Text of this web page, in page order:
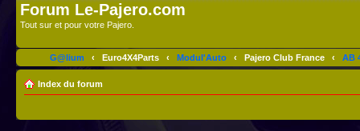
Forum Le-Pajero.com
Tout sur et pour votre Pajero.
G@lium ‹ Euro4X4Parts ‹ Modul'Auto ‹ Pajero Club France ‹ AB
Index du forum